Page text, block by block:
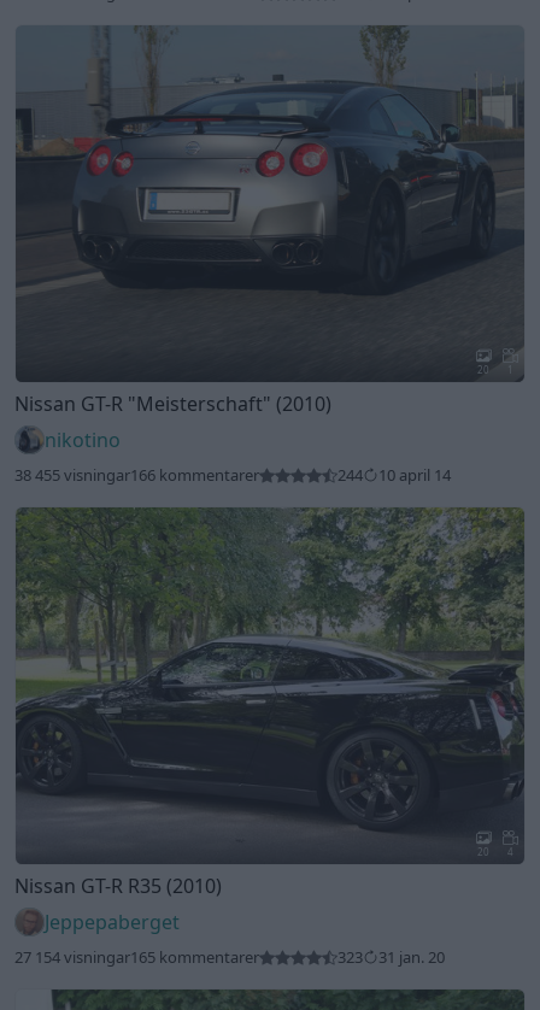
20
Nissan GT-R "Meisterschaft" (2010)
nikotino
38 455 visningar166 kommentarer 244 10 april 14
20 4
Nissan GT-R R35 (2010)
Jeppepaberget
27 154 visningar165 kommentarer 323 31 jan. 20